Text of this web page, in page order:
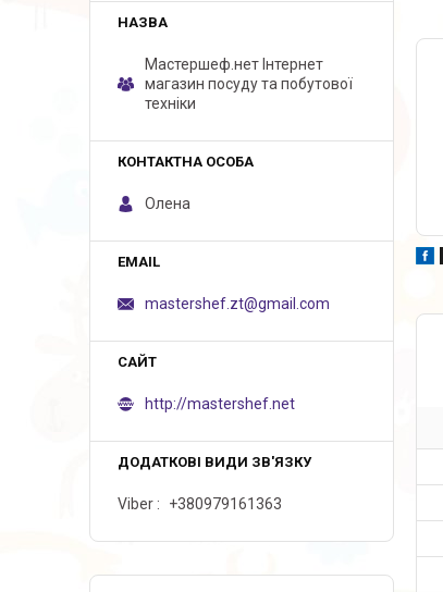
Мастершеф.нет Iнтернет
магазин посуду та побутової
техніки
Олена
mastershef.zt@gmail.com
http://mastershef.net
Viber +380979161363